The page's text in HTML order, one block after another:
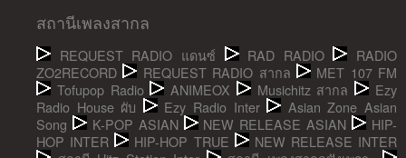
สถานีเพลงสากล
REQUEST RADIO แดนซ์ RAD RADIO
RADIO
ZO2RECORD
REQUEST RADIO สากล
MET 107 FM
Tofupop Radio
ANIMEOX Musichitz สากล
Ezy
Radio House ผับ
Ezy Radio Inter
Asian Zone Asian
Song
K-POP ASIAN NEW RELEASE ASIAN
HIP-
HOP INTER
HIP-HOP TRUE
NEW RELEASE INTER